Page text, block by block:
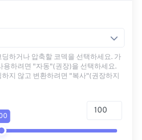
하거나 압축할 코덱을 선택하세요. 가
용하려면 "자동"(권장)을 선택하세요.
지 않고 변환하려면 "복사"(권장하지